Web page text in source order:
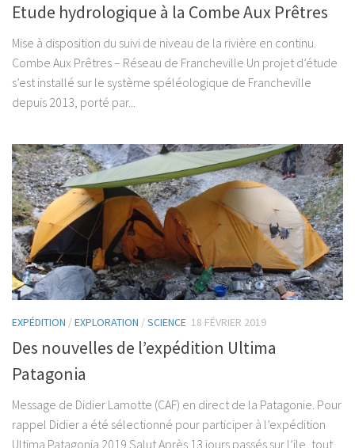
Etude hydrologique à la Combe Aux Prêtres
Mise à disposition du suivi de niveau de la rivière en continu.
Combe Aux Prêtres – Réseau de Francheville Un projet d’étude
s’est installé sur le système spéléologique de Francheville
depuis 2013, porté par...
EXPÉDITION /EXPLORATION /SCIENCE 18 FÉVRIER 2019
Des nouvelles de l’expédition Ultima
Patagonia
Message de Didier Lamotte (CAF) en direct de la Patagonie. Pour
rappel Didier a été sélectionné pour participer à l’expédition
Ultima Patagonia 2019 Salut Après 13 jours passés sur l’ile, tout